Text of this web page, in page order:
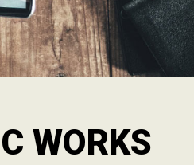
WORKS